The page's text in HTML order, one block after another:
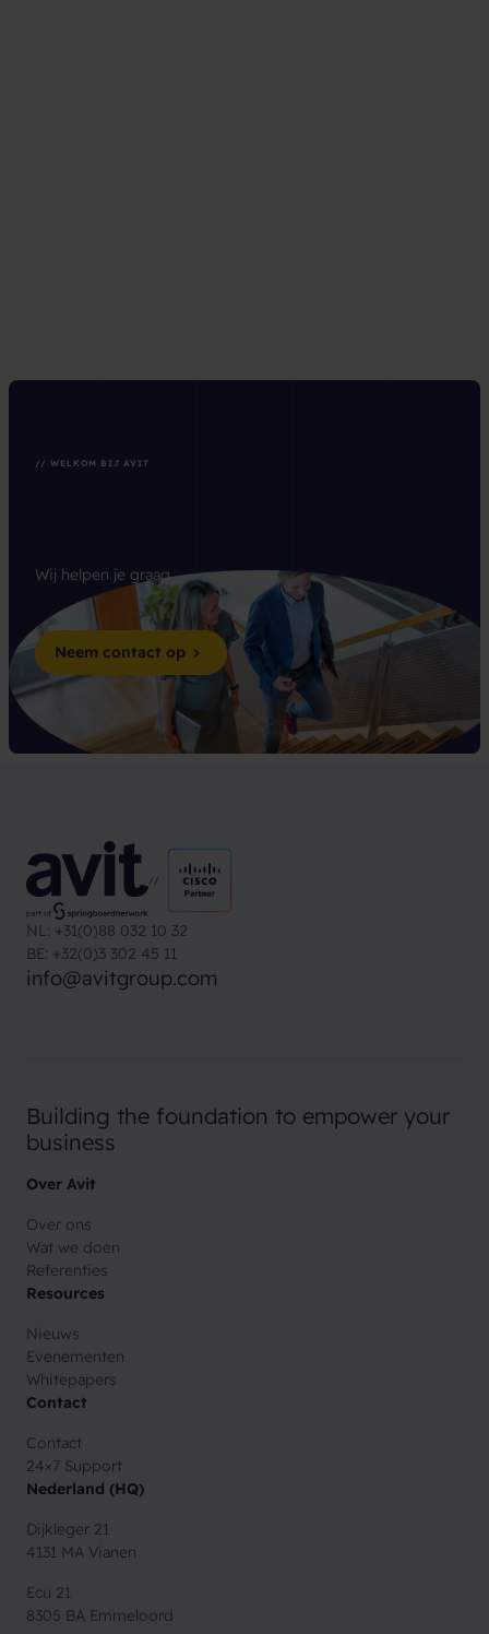
// WELKOM BIJ AVIT
Wij helpen je graag
Neem contact op
//
NL: +31(0)88 032 10 32
BE: +32(0)3 302 45 11
info@avitgroup.com
Building the foundation to empower your
business
Over Avit
Over ons
Wat we doen
Referenties
Resources
Nieuws
Evenementen
Whitepapers
Contact
Contact
24×7 Support
Nederland (HQ)
Dijkleger 21
4131 MA Vianen
Ecu 21
8305 BA Emmeloord